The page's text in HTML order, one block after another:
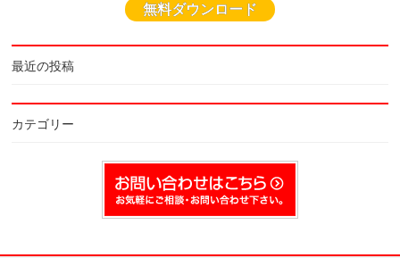
無料ダウンロード
最近の投稿
カテゴリー